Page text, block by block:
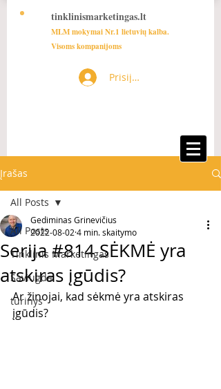
tinklinismarketingas.lt
MLM mokymai Nr.1 lietuvių kalba.
Visoms kompanijoms
Prisijungti
Įrašas
All Posts
Tinklinis Marketingas
Saviugda
turinys
All Posts
Serija #814 SĖKMĖ yra
atskiras įgūdis?
Gediminas Grinevičius
2022-08-02 4 min. skaitymo
Ar žinojai, kad sėkmė yra atskiras
įgūdis?